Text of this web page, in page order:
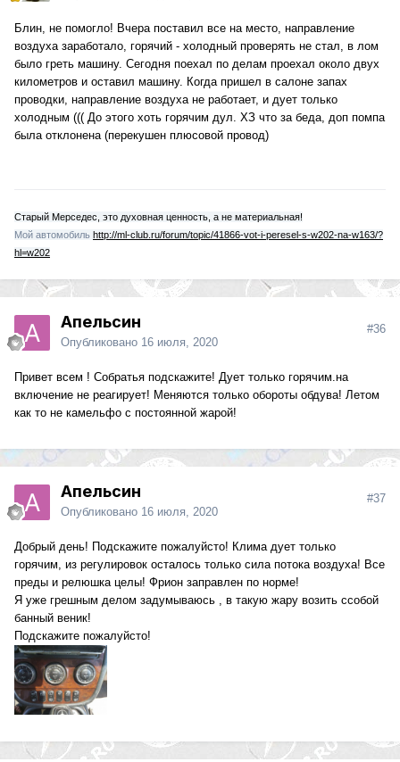
Блин, не помогло! Вчера поставил все на место, направление
воздуха заработало, горячий - холодный проверять не стал, в лом
было греть машину. Сегодня поехал по делам проехал около двух
километров и оставил машину. Когда пришел в салоне запах
проводки, направление воздуха не работает, и дует только
холодным ((( До этого хоть горячим дул. ХЗ что за беда, доп помпа
была отклонена (перекушен плюсовой провод)
Старый Мерседес, это духовная ценность, а не материальная!
Мой автомобиль http://ml-club.ru/forum/topic/41866-vot-i-peresel-s-w202-na-w163/?
hl=w202
Апельсин
Опубликовано 16 июля, 2020
#36
Привет всем ! Собратья подскажите! Дует только горячим.на
включение не реагирует! Меняются только обороты обдува! Летом
как то не камельфо с постоянной жарой!
Апельсин
Опубликовано 16 июля, 2020
#37
Добрый день! Подскажите пожалуйсто! Клима дует только
горячим, из регулировок осталось только сила потока воздуха! Все
преды и релюшка целы! Фрион заправлен по норме!
Я уже грешным делом задумываюсь , в такую жару возить ссобой
банный веник!
Подскажите пожалуйсто!